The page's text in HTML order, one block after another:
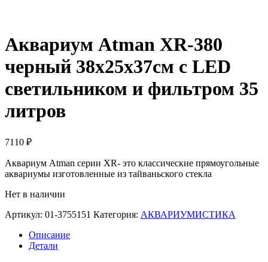
Аквариум Atman XR-380
черный 38х25х37см с LED
светильником и фильтром 35
литров
7110 ₽
Аквариум Atman серии XR- это классические прямоугольные
аквариумы изготовленные из тайваньского стекла
Нет в наличии
Артикул: 01-3755151 Категория: АКВАРИУМИСТИКА
Описание
Детали